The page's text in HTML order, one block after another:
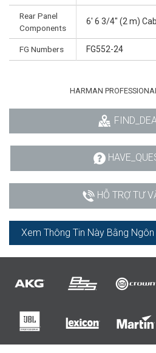
Rear Panel
Components
6' 6 3/4" (2 m)
FG Numbers FG552-24
HARMAN
HỖ TRỢ TƯ
Xem Thông Tin Này Bằng